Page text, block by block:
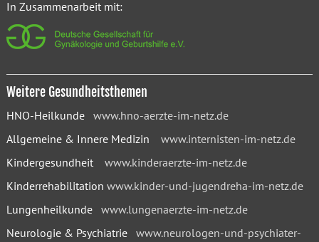
In Zusammenarbeit mit:
Weitere Gesundheitsthemen
HNO-Heilkunde www.hno-aerzte-im-netz.de
Allgemeine & Innere Medizin www.internisten-im-netz.de
Kindergesundheit www.kinderaerzte-im-netz.de
Kinderrehabilitation www.kinder-und-jugendreha-im-netz.de
Lungenheilkunde www.lungenaerzte-im-netz.de
Neurologie & Psychiatrie www.neurologen-und-psychiater-